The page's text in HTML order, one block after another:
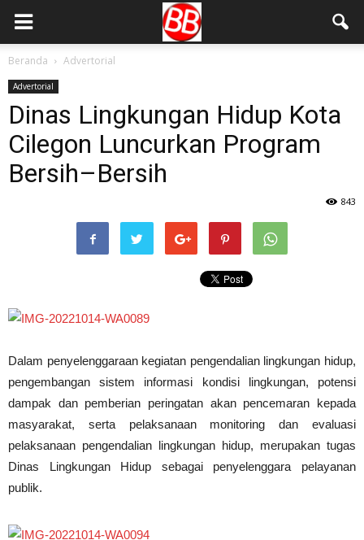
Beranda Advertorial
Advertorial
Dinas Lingkungan Hidup Kota
Cilegon Luncurkan Program
Bersih–Bersih
843
Dalam penyelenggaraan kegiatan pengendalian lingkungan hidup,
pengembangan sistem informasi kondisi lingkungan, potensi
dampak dan pemberian peringatan akan pencemaran kepada
masyarakat, serta pelaksanaan monitoring dan evaluasi
pelaksanaan pengendalian lingkungan hidup, merupakan tugas
Dinas Lingkungan Hidup sebagai penyelenggara pelayanan
publik.